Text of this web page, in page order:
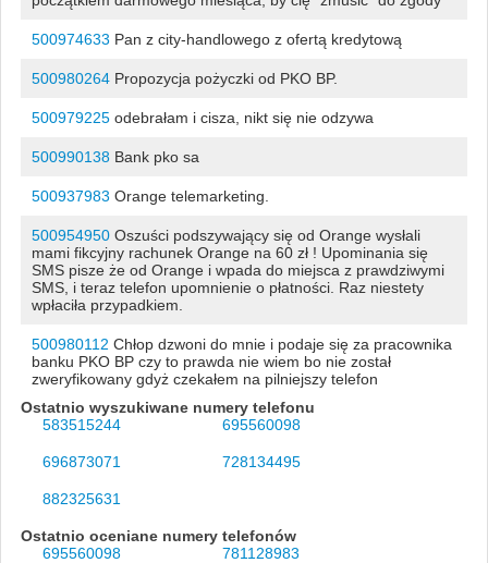
500974633 Pan z city-handlowego z ofertą kredytową
500980264Propozycja pożyczki od PKO BP.
500979225odebrałam i cisza, nikt się nie odzywa
500990138Bank pko sa
500937983 Orange telemarketing.
500954950Oszuści podszywający się od Orange wysłali
mami fikcyjny rachunek Orange na 60 zł ! Upominania się
SMS pisze że od Orange i wpada do miejsca z prawdziwymi
SMS, i teraz telefon upomnienie o płatności. Raz niestety
wpłaciła przypadkiem.
500980112 Chłop dzwoni do mnie i podaje się za pracownika
banku PKO BP czy to prawda nie wiem bo nie został
zweryfikowany gdyż czekałem na pilniejszy telefon
Ostatnio wyszukiwane numery telefonu
583515244
695560098
696873071 728134495
882325631
Ostatnio oceniane numery telefonów
695560098
781128983